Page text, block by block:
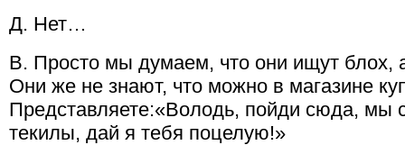
Д. Нет…
В. Просто мы думаем, что они ищут блох,
Они же не знают, что можно в магазине
Представляете:«Володь, пойди сюда, мы
текилы, дай я тебя поцелую!»